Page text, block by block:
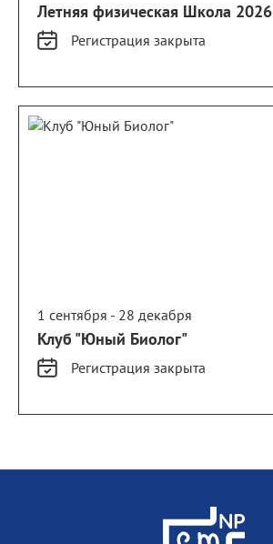
Летняя физическая Школа 2026
Регистрация закрыта
1 сентября - 28 декабря
Клуб "Юный Биолог"
Регистрация закрыта